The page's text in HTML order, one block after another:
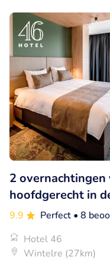
2
hoofdgerecht in
9.9 Perfect • 8
Hotel 46
Wintelre (27km)